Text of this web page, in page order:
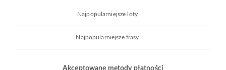
Najpopularniejsze loty
Najpopularniejsze trasy
Akceptowane metody płatności